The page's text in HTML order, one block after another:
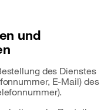
und
des Dienstes
E-Mail) des